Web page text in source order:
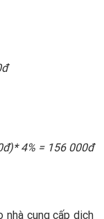
4% = 156 000đ
nhà cung cấp dịch